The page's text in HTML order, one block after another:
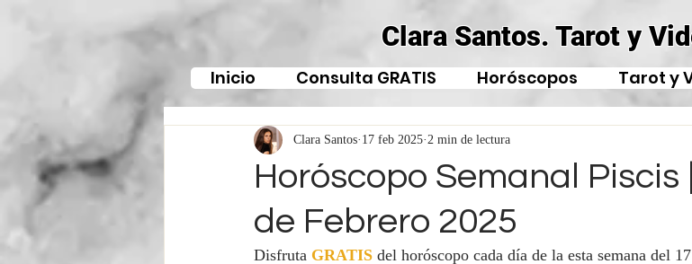
Clara Santos. Tarot y
Inicio Consulta GRATIS Horóscopos Tarot y
Horóscopo Semanal Piscis
de Febrero 2025
Clara Santos 17 feb 20252 min de lectura
Disfruta GRATISdel horóscopo cada día de la esta semana del